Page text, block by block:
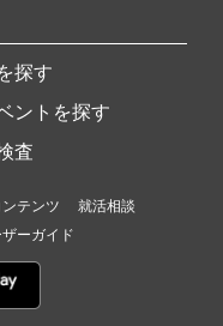
探す
ントを探す
査
テンツ
就活相談
ーガイド